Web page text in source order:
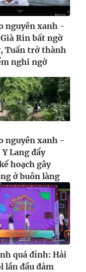
nguyên xanh -
Già Rin bất ngờ
Tuấn trở thành
nghi ngờ
nguyên xanh -
Lang đẩy
hoạch gây
ở buôn làng
quá đỉnh: Hải
lần đầu đảm